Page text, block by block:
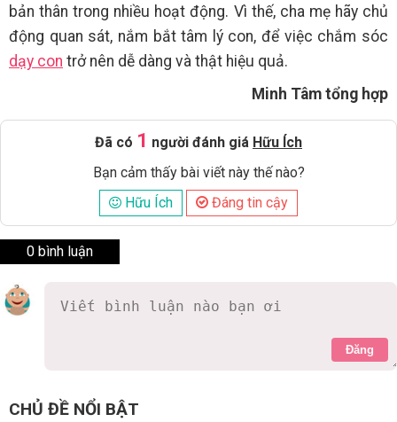
bản thân trong nhiều hoạt động. Vì thế, cha mẹ hãy chủ
động quan sát, nắm bắt tâm lý con, để việc chắm sóc
dạy con trở nên dễ dàng và thật hiệu quả.
Minh Tâm tổng hợp
Đã có 1 người đánh giá Hữu Ích
Bạn cảm thấy bài viết này thế nào?
Hữu Ích
Đáng tin cậy
0 bình luận
Đăng
CHỦ ĐỀ NỔI BẬT